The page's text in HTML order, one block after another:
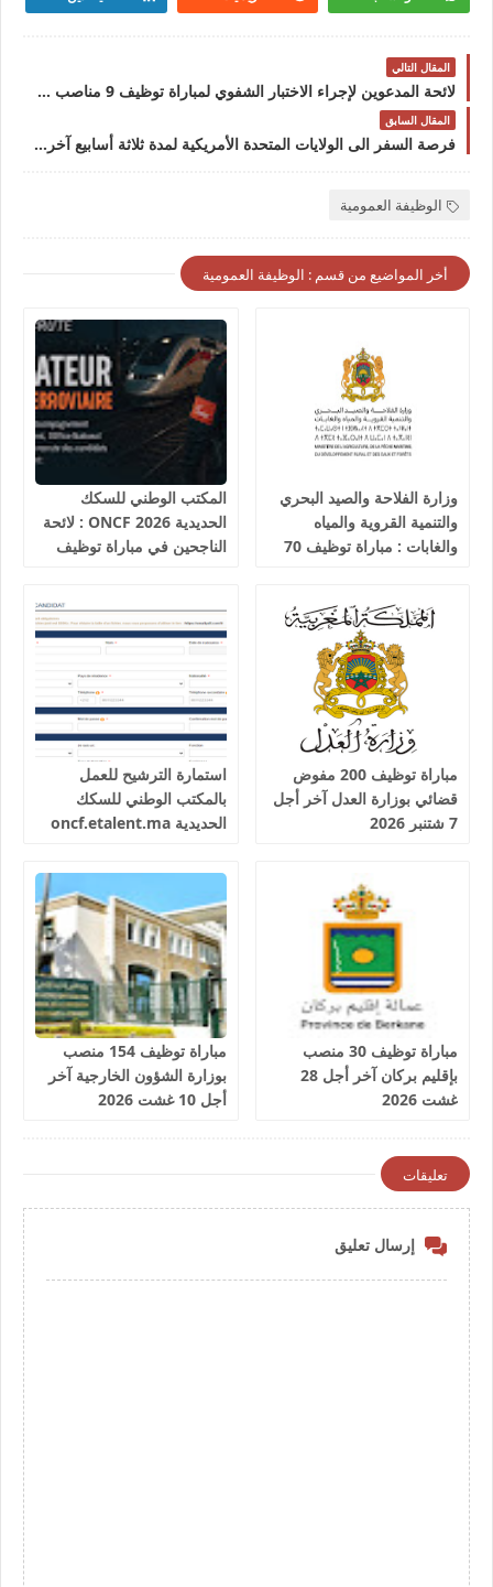
المقال التالي
لائحة المدعوين لإجراء الاختبار الشفوي لمباراة توظيف 9 مناصب بالمعهد المغربي للتقييس 2023لائحة المدعوين لإجراء الاختبار الشفوي لمباراة توظيف 9 مناصب بالمعهد المغربي للتقييس 2023
المقال السابق
فرصة السفر الى الولايات المتحدة الأمريكية لمدة ثلاثة أسابيع آخر أجل 15 يناير 2024
الوظيفة العمومية
أخر المواضيع من قسم : الوظيفة العمومية
وزارة الفلاحة والصيد البحري
والتنمية القروية والمياه
والغابات : مباراة توظيف 70
المكتب الوطني للسكك
الحديدية 2026 ONCF : لائحة
الناجحين في مباراة توظيف
مباراة توظيف 200 مفوض
قضائي بوزارة العدل آخر أجل
7 شتنبر 2026
استمارة الترشيح للعمل
بالمكتب الوطني للسكك
الحديدية oncf.etalent.ma
مباراة توظيف 30 منصب
بإقليم بركان آخر أجل 28
غشت 2026
مباراة توظيف 154 منصب
بوزارة الشؤون الخارجية آخر
أجل 10 غشت 2026
تعليقات
إرسال تعليق